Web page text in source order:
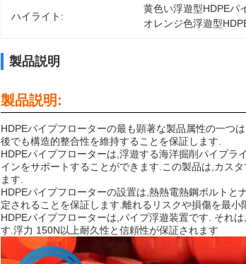
ハイライト:
黄色い浮遊型HDPEパ
オレンジ色浮遊型
製品説明
製品説明:
HDPEパイプフローターの最も顕著な製品属性の一つ
後でも構造的整合性を維持することを保証します.
HDPEパイプフローターは,浮遊する海洋掘削パイプ
インをサポートすることができます.この製品は,カス
ます.
HDPEパイプフローターの設置は,熱熱電熱鋼ボルトと
定されることを保証します.離れるリスクや損傷を最小
HDPEパイプフローターは,パイプ浮遊装置です. それ
す.浮力 150N以上耐久性と信頼性が保証されます